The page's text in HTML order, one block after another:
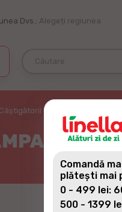
Dvs.: Alegeți regiunea
Câștigătorii campaniei
Comandă
plătești mai
0 - 499 lei:
500 - 1399